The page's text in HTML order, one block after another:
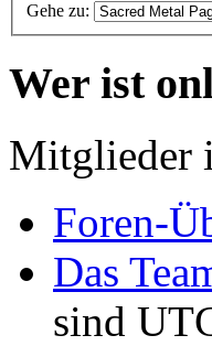
Gehe zu:
Wer ist
Mitglieder
Foren-
Das
sind